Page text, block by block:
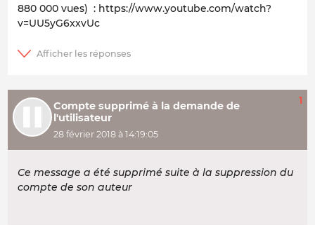
880 000 vues) : https://www.youtube.com/watch?
v=UU5yG6xxvUc
Compte supprimé à la demande de
l'utilisateur
28 février 2018 à 14:19:05
1
Ce message a été supprimé suite à la suppression du
compte de son auteur